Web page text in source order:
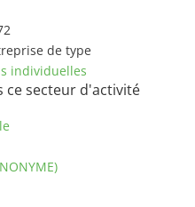
de type
individuelles
ce secteur d'activité